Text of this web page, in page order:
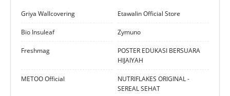
Griya Wallcovering Etawalin Official Store
Bio Insuleaf Zymuno
Freshmag
POSTER EDUKASI BERSUARA
HIJAIYAH
METOO Official
NUTRIFLAKES ORIGINAL -
SEREAL SEHAT